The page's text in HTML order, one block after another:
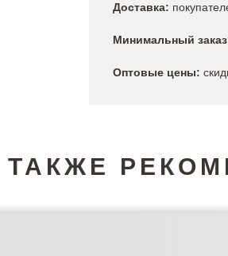
Доставка:
Минимальный
Оптовые цены:
ТАКЖЕ